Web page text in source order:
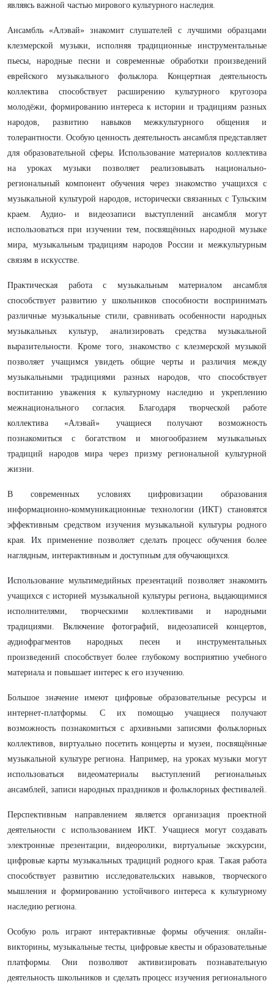
являясь важной частью мирового культурного наследия.
Ансамбль «Алэвай» знакомит слушателей с лучшими образцами
клезмерской музыки, исполняя традиционные инструментальные
пьесы, народные песни и современные обработки произведений
еврейского музыкального фольклора. Концертная деятельность
коллектива способствует расширению культурного кругозора
молодёжи, формированию интереса к истории и традициям разных
народов, развитию навыков межкультурного общения и
толерантности. Особую ценность деятельность ансамбля представляет
для образовательной сферы. Использование материалов коллектива
на уроках музыки позволяет реализовывать национально-
региональный компонент обучения через знакомство учащихся с
музыкальной культурой народов, исторически связанных с Тульским
краем. Аудио- и видеозаписи выступлений ансамбля могут
использоваться при изучении тем, посвящённых народной музыке
мира, музыкальным традициям народов России и межкультурным
связям в искусстве.
Практическая работа с музыкальным материалом ансамбля
способствует развитию у школьников способности воспринимать
различные музыкальные стили, сравнивать особенности народных
музыкальных культур, анализировать средства музыкальной
выразительности. Кроме того, знакомство с клезмерской музыкой
позволяет учащимся увидеть общие черты и различия между
музыкальными традициями разных народов, что способствует
воспитанию уважения к культурному наследию и укреплению
межнационального согласия. Благодаря творческой работе
коллектива «Алэвай» учащиеся получают возможность
познакомиться с богатством и многообразием музыкальных
традиций народов мира через призму региональной культурной
жизни.
В современных условиях цифровизации образования
информационно-коммуникационные технологии (ИКТ) становятся
эффективным средством изучения музыкальной культуры родного
края. Их применение позволяет сделать процесс обучения более
наглядным, интерактивным и доступным для обучающихся.
Использование мультимедийных презентаций позволяет знакомить
учащихся с историей музыкальной культуры региона, выдающимися
исполнителями, творческими коллективами и народными
традициями. Включение фотографий, видеозаписей концертов,
аудиофрагментов народных песен и инструментальных
произведений способствует более глубокому восприятию учебного
материала и повышает интерес к его изучению.
Большое значение имеют цифровые образовательные ресурсы и
интернет-платформы. С их помощью учащиеся получают
возможность познакомиться с архивными записями фольклорных
коллективов, виртуально посетить концерты и музеи, посвящённые
музыкальной культуре региона. Например, на уроках музыки могут
использоваться видеоматериалы выступлений региональных
ансамблей, записи народных праздников и фольклорных фестивалей.
Перспективным направлением является организация проектной
деятельности с использованием ИКТ. Учащиеся могут создавать
электронные презентации, видеоролики, виртуальные экскурсии,
цифровые карты музыкальных традиций родного края. Такая работа
способствует развитию исследовательских навыков, творческого
мышления и формированию устойчивого интереса к культурному
наследию региона.
Особую роль играют интерактивные формы обучения: онлайн-
викторины, музыкальные тесты, цифровые квесты и образовательные
платформы. Они позволяют активизировать познавательную
деятельность школьников и сделать процесс изучения регионального